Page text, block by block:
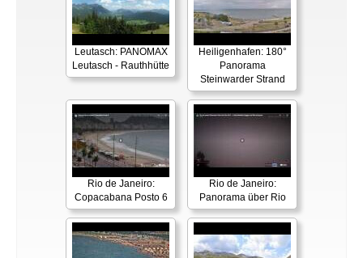
Leutasch: PANOMAX
Leutasch - Rauthhütte
Heiligenhafen: 180°
Panorama
Steinwarder Strand
Rio de Janeiro:
Copacabana Posto 6
Rio de Janeiro:
Panorama über Rio